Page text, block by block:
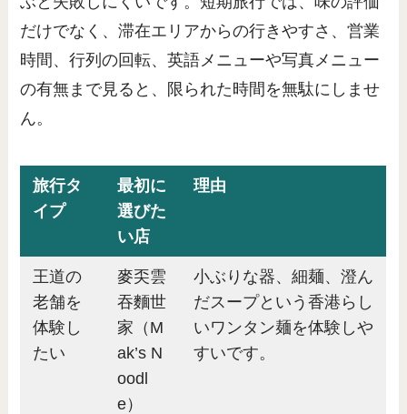
だけでなく、滞在エリアからの行きやすさ、営業
時間、行列の回転、英語メニューや写真メニュー
の有無まで見ると、限られた時間を無駄にしませ
ん。
旅行タ
イプ
最初に
選びた
い店
理由
王道の
老舗を
体験し
たい
麥奀雲
吞麵世
家（M
ak’s N
oodl
e）
小ぶりな器、細麺、澄ん
だスープという香港らし
いワンタン麺を体験しや
すいです。